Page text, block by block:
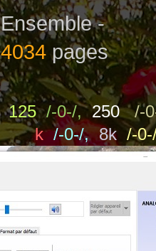
Ensemble -
4034 pages
125 /-0-/, 250
/-
k /-0-/, 8k /-